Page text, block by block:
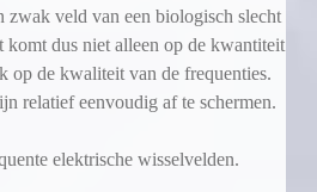
zwak veld van een biologisch slecht
komt dus niet alleen op de kwantiteit
op de kwaliteit van de frequenties.
relatief eenvoudig af te schermen.
elektrische wisselvelden.